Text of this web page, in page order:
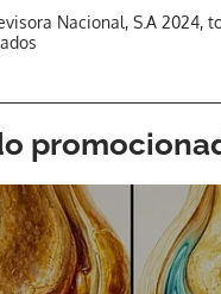
Nacional, S.A 2024,